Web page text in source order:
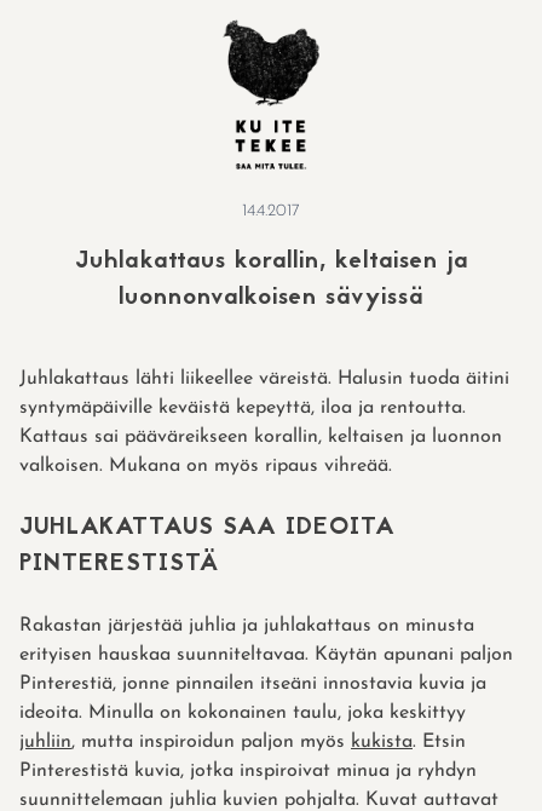
14.4.2017
Juhlakattaus korallin, keltaisen ja
luonnonvalkoisen sävyissä
Juhlakattaus lähti liikeellee väreistä. Halusin tuoda äitini
syntymäpäiville keväistä kepeyttä, iloa ja rentoutta.
Kattaus sai pääväreikseen korallin, keltaisen ja luonnon
valkoisen. Mukana on myös ripaus vihreää.
JUHLAKATTAUS SAA IDEOITA
PINTERESTISTÄ
Rakastan järjestää juhlia ja juhlakattaus on minusta
erityisen hauskaa suunniteltavaa. Käytän apunani paljon
Pinterestiä, jonne pinnailen itseäni innostavia kuvia ja
ideoita. Minulla on kokonainen taulu, joka keskittyy
juhliin, mutta inspiroidun paljon myös kukista. Etsin
Pinterestistä kuvia, jotka inspiroivat minua ja ryhdyn
suunnittelemaan juhlia kuvien pohjalta. Kuvat auttavat